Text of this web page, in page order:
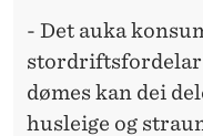
- Det auka
stordriftsfordelar
dømes kan dei
husleige og